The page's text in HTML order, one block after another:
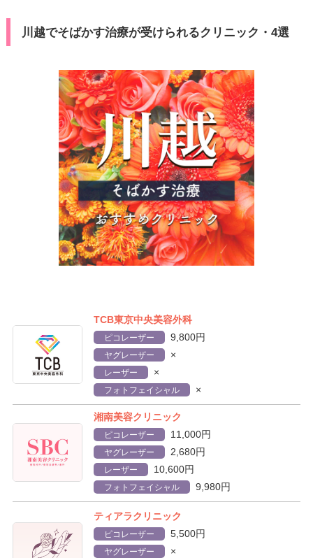
川越でそばかす治療が受けられるクリニック・4選
TCB東京中央美容外科
ピコレーザー 9,800円
ヤグレーザー ×
レーザー ×
フォトフェイシャル ×
湘南美容クリニック
ピコレーザー 11,000円
ヤグレーザー 2,680円
レーザー 10,600円
フォトフェイシャル 9,980円
ティアラクリニック
ピコレーザー 5,500円
ヤグレーザー ×